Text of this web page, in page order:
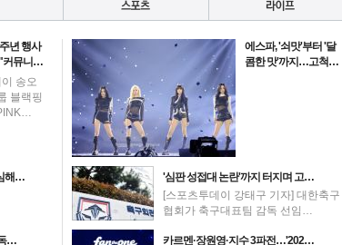
년 행사
커뮤니…
송오
블랙핑
해…
…
에스파, '쇠맛'부터 '달
콤한 맛'까지…고척…
'심판 성접대 논란'까지 터지며 고…
[스포츠투데이 강태구 기자] 대한축구
협회가 축구대표팀 감독 선임…
카르멘·장원영·지수 3파전…'202…